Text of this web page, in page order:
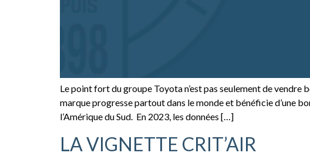
Le point fort du groupe Toyota n’est pas seulement de
marque progresse partout dans le monde et bénéficie d’une
l’Amérique du Sud. En 2023, les données […]
LA VIGNETTE CRIT’AIR